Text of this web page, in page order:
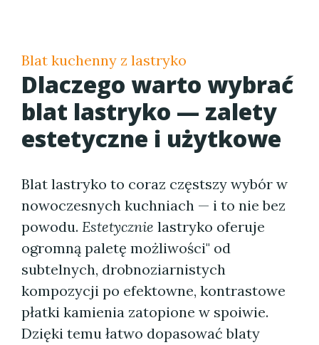
Blat kuchenny z lastryko
Dlaczego warto wybrać
blat lastryko — zalety
estetyczne i użytkowe
Blat lastryko to coraz częstszy wybór w
nowoczesnych kuchniach — i to nie bez
powodu. Estetycznie lastryko oferuje
ogromną paletę możliwości" od
subtelnych, drobnoziarnistych
kompozycji po efektowne, kontrastowe
płatki kamienia zatopione w spoiwie.
Dzięki temu łatwo dopasować blaty